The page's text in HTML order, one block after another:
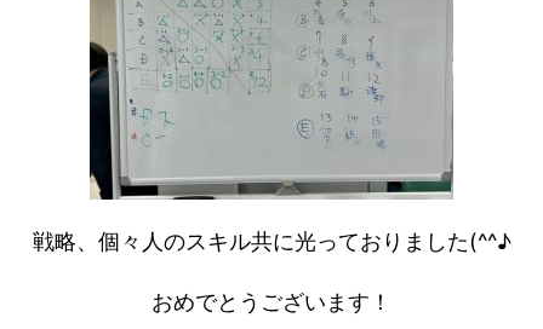
戦略、個々人のスキル共に光っておりました(^^♪
おめでとうございます！